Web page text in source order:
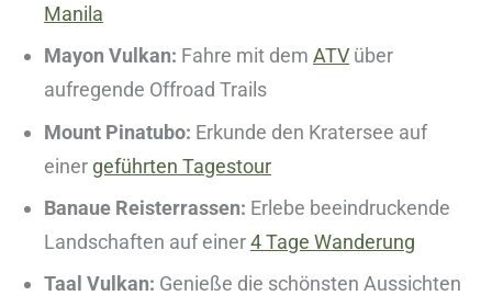
Manila
Mayon Vulkan: Fahre mit dem ATV über
aufregende Offroad Trails
Mount Pinatubo: Erkunde den Kratersee auf
einer geführten Tagestour
Banaue Reisterrassen: Erlebe beeindruckende
Landschaften auf einer4 Tage Wanderung
Taal Vulkan: Genieße die schönsten Aussichten